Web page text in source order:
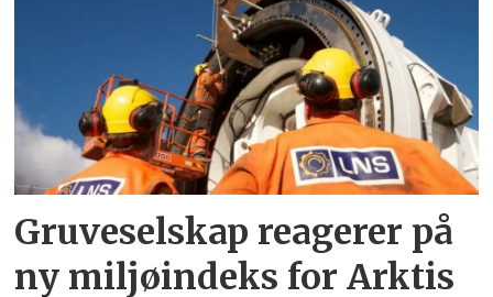
Gruveselskap reagerer på
ny miljøindeks for Arktis